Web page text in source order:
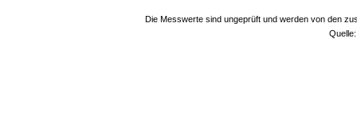
Die Messwerte sind ungeprüft und werden von den